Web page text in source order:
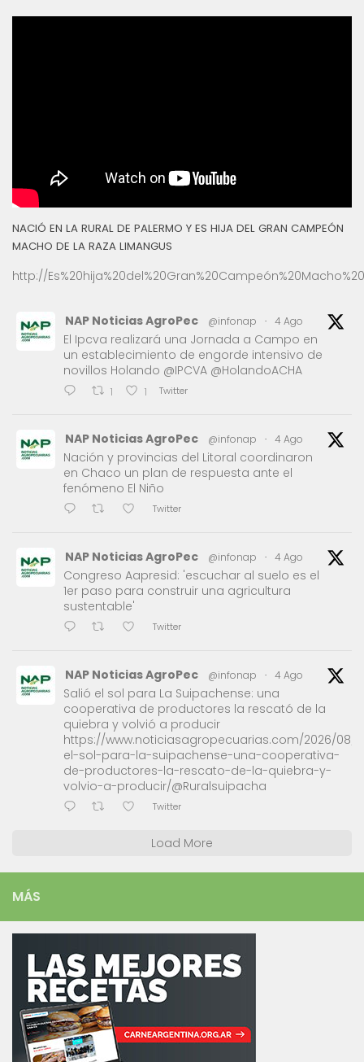
NACIÓ EN LA RURAL DE PALERMO Y ES HIJA DEL GRAN CAMPEÓN
MACHO DE LA RAZA LIMANGUS
http://
NAP Noticias AgroPec @infonap · 4 Ago
El Ipcva realizará una Jornada a Campo en
un establecimiento de engorde intensivo de
novillos Holando @IPCVA @HolandoACHA
1 1 Twitter
NAP Noticias AgroPec @infonap · 4 Ago
Nación y provincias del Litoral coordinaron
en Chaco un plan de respuesta ante el
fenómeno El Niño
Twitter
NAP Noticias AgroPec @infonap · 4 Ago
Congreso Aapresid: 'escuchar al suelo es el
1er paso para construir una agricultura
sustentable'
Twitter
NAP Noticias AgroPec @infonap · 4 Ago
Salió el sol para La Suipachense: una
cooperativa de productores la rescató de la
quiebra y volvió a producir
https://www.noticiasagropecuarias.com/2026/08/
el-sol-para-la-suipachense-una-cooperativa-
de-productores-la-rescato-de-la-quiebra-y-
volvio-a-producir/@Ruralsuipacha
Twitter
Load More
MÁS